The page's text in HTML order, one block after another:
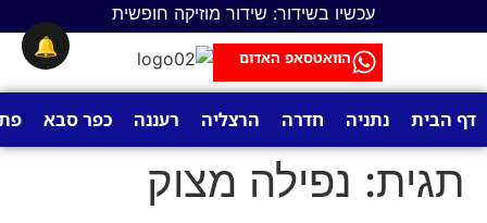
עכשיו בשידור: שידור מוזיקה חופשית
הוואטסאפ האדום
דף הבית נתניה חדרה הרצליה רעננה כפר סבא
תגית: נפילה מצוק
🔔